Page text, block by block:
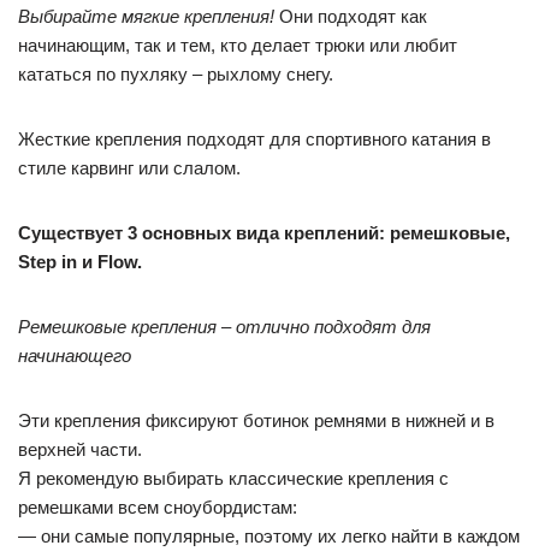
Выбирайте мягкие крепления! Они подходят как
начинающим, так и тем, кто делает трюки или любит
кататься по пухляку – рыхлому снегу.
Жесткие крепления подходят для спортивного катания в
стиле карвинг или слалом.
Существует 3 основных вида креплений: ремешковые,
Step in и Flow.
Ремешковые крепления – отлично подходят для
начинающего
Эти крепления фиксируют ботинок ремнями в нижней и в
верхней части.
Я рекомендую выбирать классические крепления с
ремешками всем сноубордистам:
— они самые популярные, поэтому их легко найти в каждом